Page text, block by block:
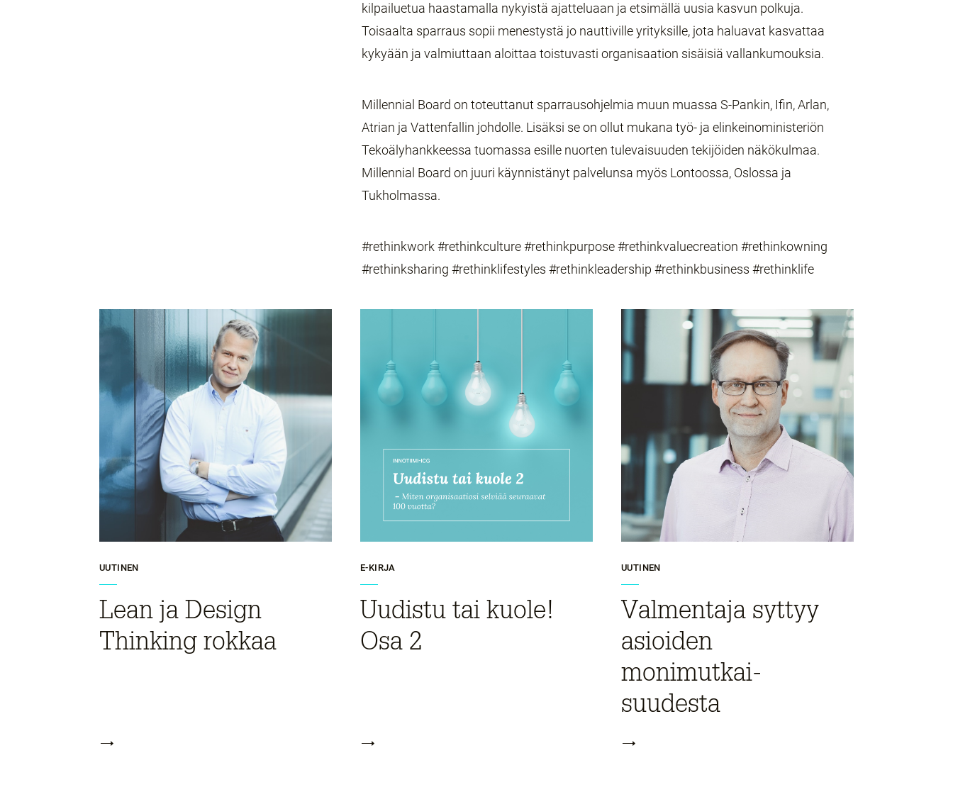
kilpailuetua haastamalla nykyistä ajatteluaan ja etsimällä uusia kasvun polkuja.
Toisaalta sparraus sopii menestystä jo nauttiville yrityksille, jota haluavat kasvattaa
kykyään ja valmiuttaan aloittaa toistuvasti organisaation sisäisiä vallankumouksia.
Millennial Board on toteuttanut sparrausohjelmia muun muassa S-Pankin, Ifin, Arlan,
Atrian ja Vattenfallin johdolle. Lisäksi se on ollut mukana työ- ja elinkeinoministeriön
Tekoälyhankkeessa tuomassa esille nuorten tulevaisuuden tekijöiden näkökulmaa.
Millennial Board on juuri käynnistänyt palvelunsa myös Lontoossa, Oslossa ja
Tukholmassa.
#rethinkwork #rethinkculture #rethinkpurpose #rethinkvaluecreation #rethinkowning
#rethinksharing #rethinklifestyles #rethinkleadership #rethinkbusiness #rethinklife
UUTINEN
Lean ja Design
Thinking rokkaa
E-KIRJA
Uudistu tai kuole!
Osa 2
UUTINEN
Valmentaja syttyy
asioiden
monimutkai­
suudesta